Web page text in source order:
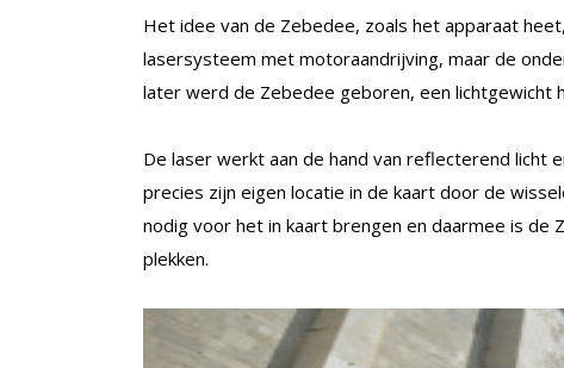
Het idee van de Zebedee, zoals het apparaat
lasersysteem met motoraandrijving, maar de
later werd de Zebedee geboren, een lichtgewicht
De laser werkt aan de hand van reflecterend licht
precies zijn eigen locatie in de kaart door de
nodig voor het in kaart brengen en daarmee is
plekken.